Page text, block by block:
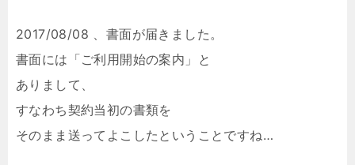
2017/08/08 、書面が届きました。
書面には「ご利用開始の案内」と
ありまして、
すなわち契約当初の書類を
そのまま送ってよこしたということですね…